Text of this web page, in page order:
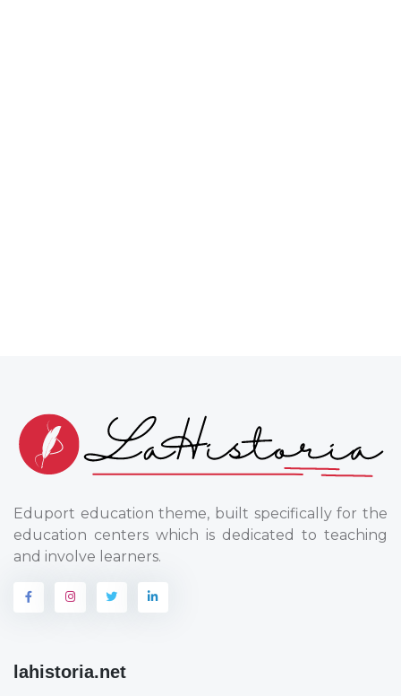
Eduport education theme, built specifically for the
education centers which is dedicated to teaching
and involve learners.
lahistoria.net